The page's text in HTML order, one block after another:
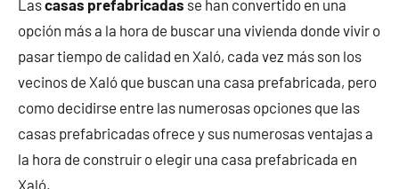
Lascasas prefabricadas se han convertido en una
opción más a la hora de buscar una vivienda donde vivir o
pasar tiempo de calidad en Xaló, cada vez más son los
vecinos de Xaló que buscan una casa prefabricada, pero
como decidirse entre las numerosas opciones que las
casas prefabricadas ofrece y sus numerosas ventajas a
la hora de construir o elegir una casa prefabricada en
Xaló.